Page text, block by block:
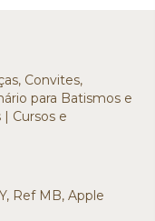
Convites,
para Batismos e
Cursos e
Ref MB, Apple